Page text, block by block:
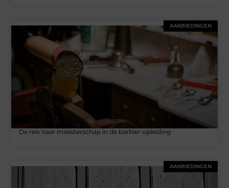
AANBIEDINGEN
De reis naar meesterschap in de barbier opleiding
AANBIEDINGEN